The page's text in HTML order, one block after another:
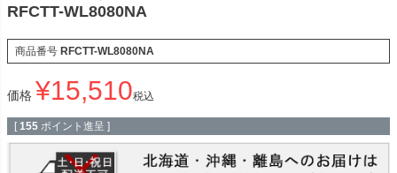
RFCTT-WL8080NA
商品番号 RFCTT-WL8080NA
価格 ¥15,510税込
[ 155 ポイント進呈 ]